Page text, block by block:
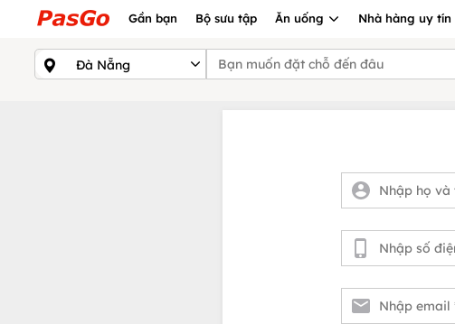
Gần bạn Bộ sưu tập Ăn uống Nhà hàng uy tín